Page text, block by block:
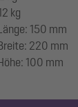
kg
150 mm
220 mm